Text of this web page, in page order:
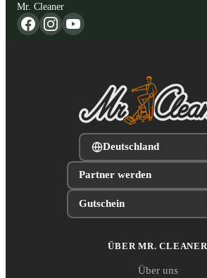
Mr. Cleaner
Deutschland
Partner werden
Gutschein
ÜBER MR. CLEANER
Über uns